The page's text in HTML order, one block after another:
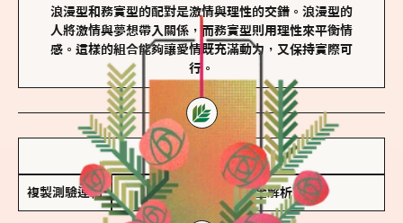
浪漫型和務實型的配對是激情與理性的交錯。浪漫型的
人將激情與夢想帶入關係，而務實型則用理性來平衡情
感。這樣的組合能夠讓愛情既充滿動力，又保持實際可
行。
儲存我的結果圖
複製測驗連結 查看香氛類型全解析 >>>